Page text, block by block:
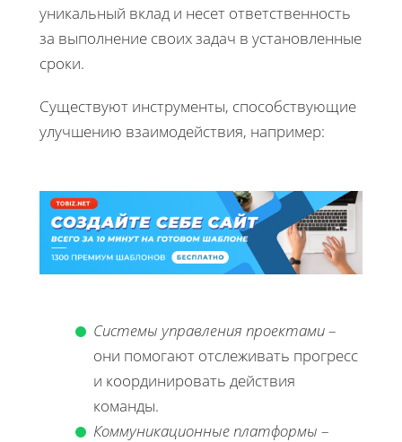
уникальный вклад и несет ответственность
за выполнение своих задач в установленные
сроки.
Существуют инструменты, способствующие
улучшению взаимодействия, например:
Системы управления проектами–
они помогают отслеживать прогресс
и координировать действия
команды.
Коммуникационные платформы –